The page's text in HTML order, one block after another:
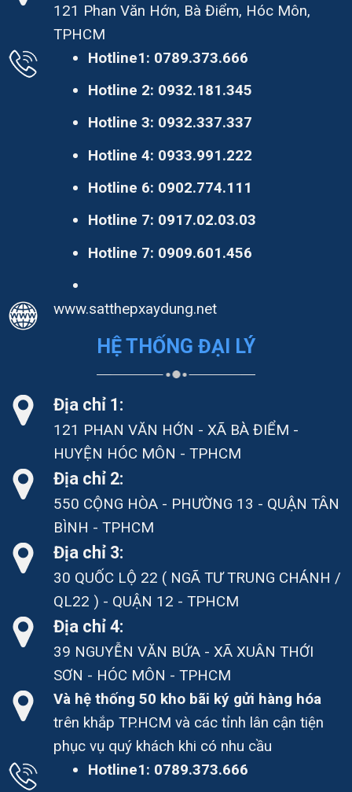
121 Phan Văn Hớn, Bà Điểm, Hóc Môn,
TPHCM
Hotline1: 0789.373.666
Hotline 2: 0932.181.345
Hotline 3: 0932.337.337
Hotline 4: 0933.991.222
Hotline 6: 0902.774.111
Hotline 7: 0917.02.03.03
Hotline 7: 0909.601.456
www.satthepxaydung.net
HỆ THỐNG ĐẠI LÝ
Địa chỉ 1:
121 PHAN VĂN HỚN - XÃ BÀ ĐIỂM -
HUYỆN HÓC MÔN - TPHCM
Địa chỉ 2:
550 CỘNG HÒA - PHƯỜNG 13 - QUẬN TÂN
BÌNH - TPHCM
Địa chỉ 3:
30 QUỐC LỘ 22 ( NGÃ TƯ TRUNG CHÁNH /
QL22 ) - QUẬN 12 - TPHCM
Địa chỉ 4:
39 NGUYỄN VĂN BỨA - XÃ XUÂN THỚI
SƠN - HÓC MÔN - TPHCM
Và hệ thống 50 kho bãi ký gửi hàng hóa
trên khắp TP.HCM và các tỉnh lân cận tiện
phục vụ quý khách khi có nhu cầu
Hotline1: 0789.373.666